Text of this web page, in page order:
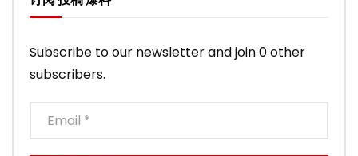
Subscribe to our newsletter and join 0 other
subscribers.